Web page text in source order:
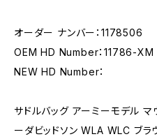
オーダー ナンバー：1178506
OEM HD Number：11786-XM
NEW HD Number：
サドルバッグ アーミーモデル
ーダビッドソン WLA WLC ブラ